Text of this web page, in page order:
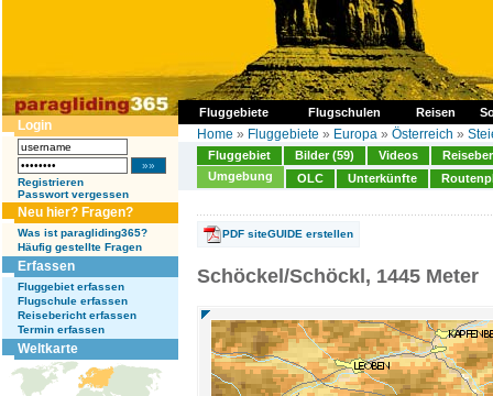
Fluggebiete Flugschulen Reisen
Login
Registrieren
Passwort vergessen
Neu hier? Fragen?
Was ist paragliding365?
Häufig gestellte Fragen
Erfassen
Fluggebiet erfassen
Flugschule erfassen
Reisebericht erfassen
Termin erfassen
Weltkarte
Home » Fluggebiete » Europa » Österreich »
Fluggebiet Bilder (59) Videos
Umgebung
OLC Unterkünfte
PDF siteGUIDE erstellen
Schöckel/Schöckl, 1445 Meter